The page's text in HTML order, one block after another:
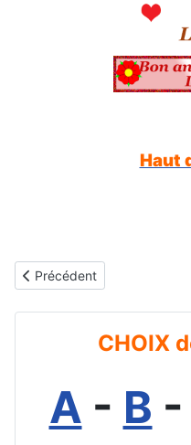
Haut
Article précédent : Gifs
Précédent
CHOIX
A - B -